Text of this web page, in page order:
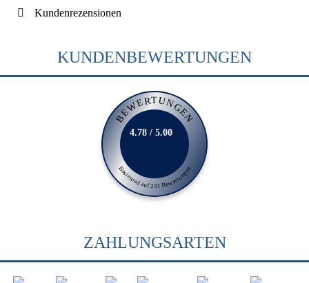
Kundenrezensionen
KUNDENBEWERTUNGEN
BEWERTUNGEN
Basierend auf 231 Bewertungen
4.78 / 5.00
ZAHLUNGSARTEN